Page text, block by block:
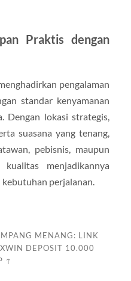
Praktis dengan
pengalaman
standar kenyamanan
Dengan lokasi strategis,
suasana yang tenang,
pebisnis, maupun
menjadikannya
perjalanan.
MENANG: LINK
DEPOSIT 10.000
↑